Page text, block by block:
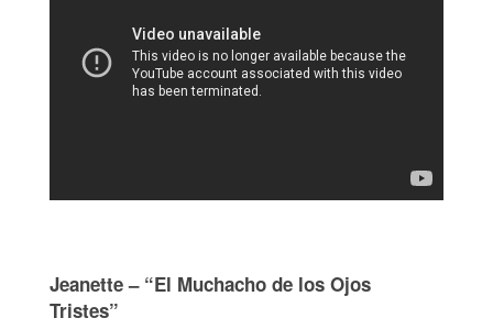
Jeanette – “El Muchacho de los Ojos
Tristes”